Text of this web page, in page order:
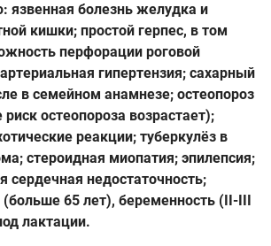
язвенная болезнь желудка и
кишки; простой герпес, в том
перфорации роговой
гипертензия; сахарный
в семейном анамнезе; остеопороз
остеопороза возрастает);
реакции; туберкулёз в
стероидная миопатия; эпилепсия;
сердечная недостаточность;
65 лет), беременность (II-III
лактации.